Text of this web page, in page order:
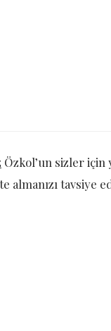
Özkol’un sizler için
almanızı tavsiye